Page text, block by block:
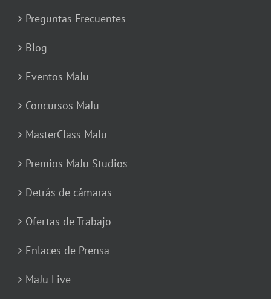
Preguntas Frecuentes
Blog
Eventos MaJu
Concursos MaJu
MasterClass MaJu
Premios MaJu Studios
Detrás de cámaras
Ofertas de Trabajo
Enlaces de Prensa
MaJu Live